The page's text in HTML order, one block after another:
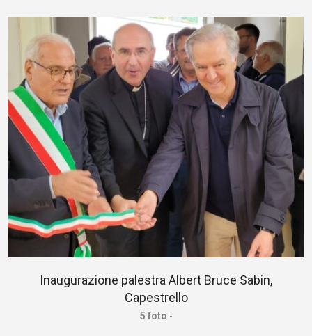
Inaugurazione palestra Albert Bruce Sabin,
Capestrello
5 foto -